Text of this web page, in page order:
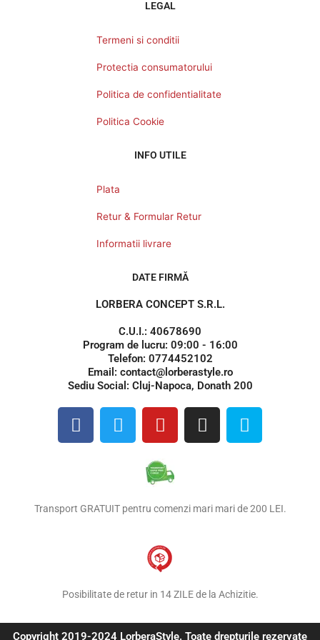
LEGAL
Termeni si conditii
Protectia consumatorului
Politica de confidentialitate
Politica Cookie
INFO UTILE
Plata
Retur & Formular Retur
Informatii livrare
DATE FIRMĂ
LORBERA CONCEPT S.R.L.
C.U.I.: 40678690
Program de lucru: 09:00 - 16:00
Telefon: 0774452102
Email: contact@lorberastyle.ro
Sediu Social: Cluj-Napoca, Donath 200
F
a
o
T
w
e
Y
o
t
u
b
I
n
g
S
k
Transport GRATUIT pentru comenzi mari mari de 200 LEI.
Posibilitate de retur in 14 ZILE de la Achizitie.
Copyright 2019-2024 LorberaStyle. Toate drepturile rezervate